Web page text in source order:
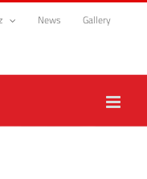
News Gallery